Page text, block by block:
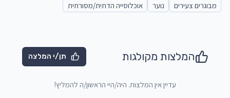
מבוגרים צעירים
נוער אוכלוסייה הדתית/מסורתית
המלצות מקולגות תן/י המלצה
עדיין אין המלצות. היה/היי הראשון/ה להמליץ!